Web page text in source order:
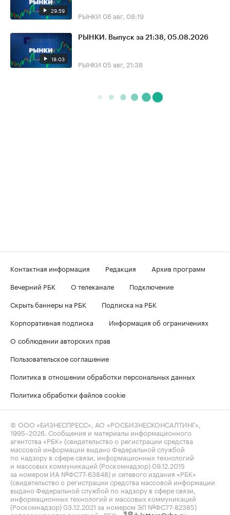
29:59 РЫНКИ 06 авг, 08:19
18:03
РЫНКИ. Выпуск за 21:38, 05.08.2026
РЫНКИ 05 авг, 21:38
Контактная информация Редакция
Архив программ
Вечерний РБК
О телеканале
Подключение
Скрыть баннеры на РБК
Подписка на РБК
Корпоративная подписка
Информация об ограничениях
О соблюдении авторских прав
Пользовательское соглашение
Политика в отношении обработки персональных данных
Политика обработки файлов cookie
© ООО «БИЗНЕСПРЕСС», АО «РОСБИЗНЕСКОНСАЛТИНГ»,
1995–2026 . Сообщения и материалы информационного
агентства «РБК» (свидетельство о регистрации средства
массовой информации выдано Федеральной службой
по надзору в сфере связи, информационных технологий
и массовых коммуникаций (Роскомнадзор) 09.12.2015
за номером ИА №ФС77-63848) и сетевого издания «РБК»
(свидетельство о регистрации средства массовой информации
выдано Федеральной службой по надзору в сфере связи,
информационных технологий и массовых коммуникаций
(Роскомнадзор) 03.12.2021 за номером ЭЛ №ФС77-82385)